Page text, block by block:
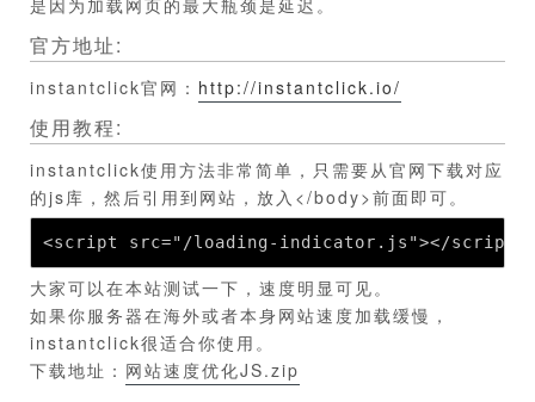
是因为加载网页的最大瓶颈是延迟。
官方地址:
instantclick官网： http://instantclick.io/
使用教程:
instantclick使用方法非常简单，只需要从官网下载对应
的js库，然后引用到网站，放入</body>前面即可。
<script src="/loading-indicator.js"></
大家可以在本站测试一下，速度明显可见。
如果你服务器在海外或者本身网站速度加载缓慢，
instantclick很适合你使用。
下载地址： 网站速度优化JS.zip